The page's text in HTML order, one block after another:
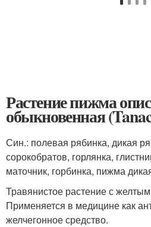
Растение пижма
обыкновенная
Син.: полевая рябинка, дикая
сорокобратов, горлянка,
маточник, горбинка, пижма
Травянистое растение с
Применяется в медицине как
желчегонное средство.